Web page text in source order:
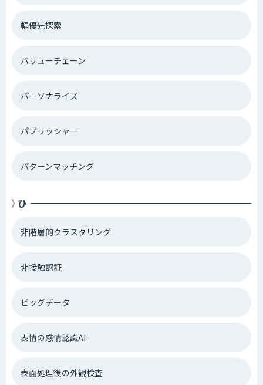
幅優先探索
バリューチェーン
パーソナライズ
パブリッシャー
パターンマッチング
ひ
非階層的クラスタリング
非接触認証
ビッグデータ
表情の感情認識AI
表面処理後の外観検査